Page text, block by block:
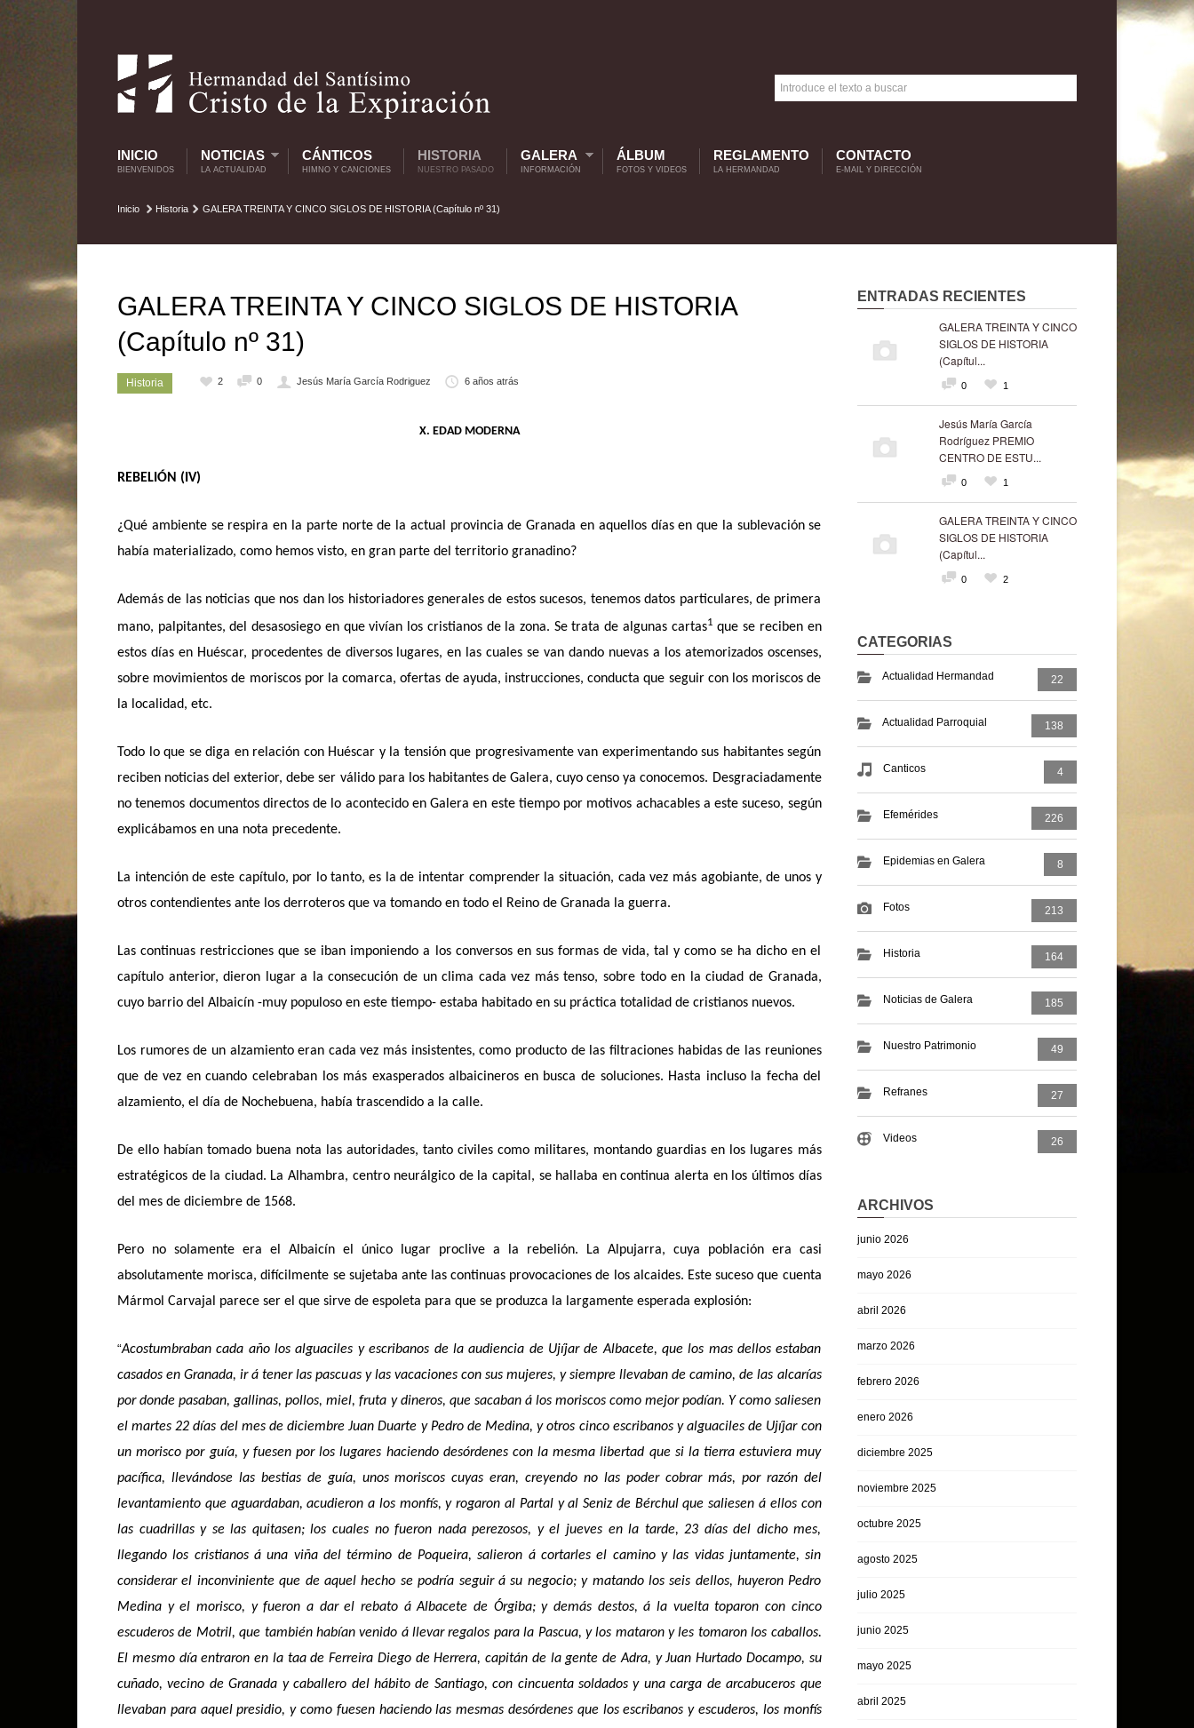
INICIO
BIENVENIDOS
NOTICIAS
LA ACTUALIDAD
CÁNTICOS
HIMNO Y CANCIONES
HISTORIA
NUESTRO PASADO
GALERA
INFORMACIÓN
ÁLBUM
FOTOS Y VIDEOS
REGLAMENTO
LA HERMANDAD
CONTACTO
E-MAIL Y DIRECCIÓN
Inicio Historia GALERA TREINTA Y CINCO SIGLOS DE HISTORIA (Capítulo nº 31)
GALERA TREINTA Y CINCO SIGLOS DE HISTORIA
(Capítulo nº 31)
Historia 2 0 Jesús María García Rodriguez 6 años atrás
X. EDAD MODERNA
REBELIÓN (IV)
¿Qué ambiente se respira en la parte norte de la actual provincia de Granada en aquellos días en que la sublevación se
había materializado, como hemos visto, en gran parte del territorio granadino?
Además de las noticias que nos dan los historiadores generales de estos sucesos, tenemos datos particulares, de primera
mano, palpitantes, del desasosiego en que vivían los cristianos de la zona. Se trata de algunas cartas1 que se reciben en
estos días en Huéscar, procedentes de diversos lugares, en las cuales se van dando nuevas a los atemorizados oscenses,
sobre movimientos de moriscos por la comarca, ofertas de ayuda, instrucciones, conducta que seguir con los moriscos de
la localidad, etc.
Todo lo que se diga en relación con Huéscar y la tensión que progresivamente van experimentando sus habitantes según
reciben noticias del exterior, debe ser válido para los habitantes de Galera, cuyo censo ya conocemos. Desgraciadamente
no tenemos documentos directos de lo acontecido en Galera en este tiempo por motivos achacables a este suceso, según
explicábamos en una nota precedente.
La intención de este capítulo, por lo tanto, es la de intentar comprender la situación, cada vez más agobiante, de unos y
otros contendientes ante los derroteros que va tomando en todo el Reino de Granada la guerra.
Las continuas restricciones que se iban imponiendo a los conversos en sus formas de vida, tal y como se ha dicho en el
capítulo anterior, dieron lugar a la consecución de un clima cada vez más tenso, sobre todo en la ciudad de Granada,
cuyo barrio del Albaicín -muy populoso en este tiempo- estaba habitado en su práctica totalidad de cristianos nuevos.
Los rumores de un alzamiento eran cada vez más insistentes, como producto de las filtraciones habidas de las reuniones
que de vez en cuando celebraban los más exasperados albaicineros en busca de soluciones. Hasta incluso la fecha del
alzamiento, el día de Nochebuena, había trascendido a la calle.
De ello habían tomado buena nota las autoridades, tanto civiles como militares, montando guardias en los lugares más
estratégicos de la ciudad. La Alhambra, centro neurálgico de la capital, se hallaba en continua alerta en los últimos días
del mes de diciembre de 1568.
Pero no solamente era el Albaicín el único lugar proclive a la rebelión. La Alpujarra, cuya población era casi
absolutamente morisca, difícilmente se sujetaba ante las continuas provocaciones de los alcaides. Este suceso que cuenta
Mármol Carvajal parece ser el que sirve de espoleta para que se produzca la largamente esperada explosión:
“Acostumbraban cada año los alguaciles y escribanos de la audiencia de Ujíjar de Albacete, que los mas dellos estaban
casados en Granada, ir á tener las pascuas y las vacaciones con sus mujeres, y siempre llevaban de camino, de las alcarías
por donde pasaban, gallinas, pollos, miel, fruta y dineros, que sacaban á los moriscos como mejor podían. Y como saliesen
el martes 22 días del mes de diciembre Juan Duarte y Pedro de Medina, y otros cinco escribanos y alguaciles de Ujíjar con
un morisco por guía, y fuesen por los lugares haciendo desórdenes con la mesma libertad que si la tierra estuviera muy
pacífica, llevándose las bestias de guía, unos moriscos cuyas eran, creyendo no las poder cobrar más, por razón del
levantamiento que aguardaban, acudieron a los monfís, y rogaron al Partal y al Seniz de Bérchul que saliesen á ellos con
las cuadrillas y se las quitasen; los cuales no fueron nada perezosos, y el jueves en la tarde, 23 días del dicho mes,
llegando los cristianos á una viña del término de Poqueira, salieron á cortarles el camino y las vidas juntamente, sin
considerar el inconviniente que de aquel hecho se podría seguir á su negocio; y matando los seis dellos, huyeron Pedro
Medina y el morisco, y fueron a dar el rebato á Albacete de Órgiba; y demás destos, á la vuelta toparon con cinco
escuderos de Motril, que también habían venido á llevar regalos para la Pascua, y los mataron y les tomaron los caballos.
El mesmo día entraron en la taa de Ferreira Diego de Herrera, capitán de la gente de Adra, y Juan Hurtado Docampo, su
cuñado, vecino de Granada y caballero del hábito de Santiago, con cincuenta soldados y una carga de arcabuceros que
llevaban para aquel presidio, y como fuesen haciendo las mesmas desórdenes que los escribanos y escuderos, los monfís
ENTRADAS RECIENTES
GALERA TREINTA Y CINCO
SIGLOS DE HISTORIA
(Capítul...
0 1
Jesús María García
Rodríguez PREMIO
CENTRO DE ESTU...
0 1
GALERA TREINTA Y CINCO
SIGLOS DE HISTORIA
(Capítul...
0 2
CATEGORIAS
Actualidad Hermandad 22
Actualidad Parroquial 138
Canticos 4
Efemérides 226
Epidemias en Galera 8
Fotos 213
Historia 164
Noticias de Galera 185
Nuestro Patrimonio 49
Refranes 27
Videos 26
ARCHIVOS
junio 2026
mayo 2026
abril 2026
marzo 2026
febrero 2026
enero 2026
diciembre 2025
noviembre 2025
octubre 2025
agosto 2025
julio 2025
junio 2025
mayo 2025
abril 2025